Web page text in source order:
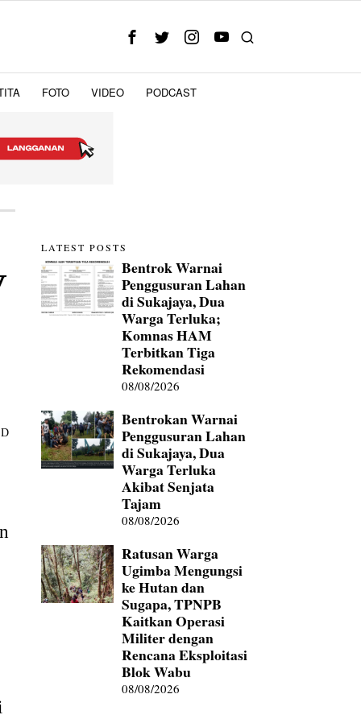
FOTO VIDEO PODCAST
LATEST POSTS
Bentrok Warnai
Penggusuran Lahan
di Sukajaya, Dua
Warga Terluka;
Komnas HAM
Terbitkan Tiga
Rekomendasi
08/08/2026
Bentrokan Warnai
Penggusuran Lahan
di Sukajaya, Dua
Warga Terluka
Akibat Senjata
Tajam
08/08/2026
Ratusan Warga
Ugimba Mengungsi
ke Hutan dan
Sugapa, TPNPB
Kaitkan Operasi
Militer dengan
Rencana Eksploitasi
Blok Wabu
08/08/2026